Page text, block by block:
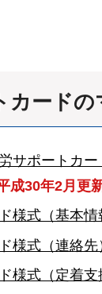
カード
サポートカ
成30年2月更新
様式（基本情
様式（連絡先
様式（定着支